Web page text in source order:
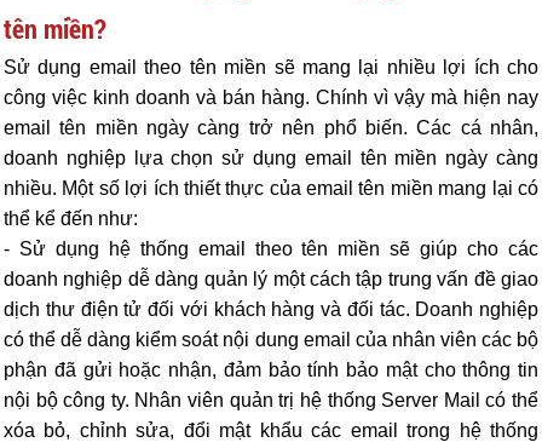
tên miền?
Sử dụng email theo tên miền sẽ mang lại nhiều lợi ích cho
công việc kinh doanh và bán hàng. Chính vì vậy mà hiện nay
email tên miền ngày càng trở nên phổ biến. Các cá nhân,
doanh nghiệp lựa chọn sử dụng email tên miền ngày càng
nhiều. Một số lợi ích thiết thực của email tên miền mang lại có
thể kể đến như:
- Sử dụng hệ thống email theo tên miền sẽ giúp cho các
doanh nghiệp dễ dàng quản lý một cách tập trung vấn đề giao
dịch thư điện tử đối với khách hàng và đối tác. Doanh nghiệp
có thể dễ dàng kiểm soát nội dung email của nhân viên các bộ
phận đã gửi hoặc nhận, đảm bảo tính bảo mật cho thông tin
nội bộ công ty. Nhân viên quản trị hệ thống Server Mail có thể
xóa bỏ, chỉnh sửa, đổi mật khẩu các email trong hệ thống